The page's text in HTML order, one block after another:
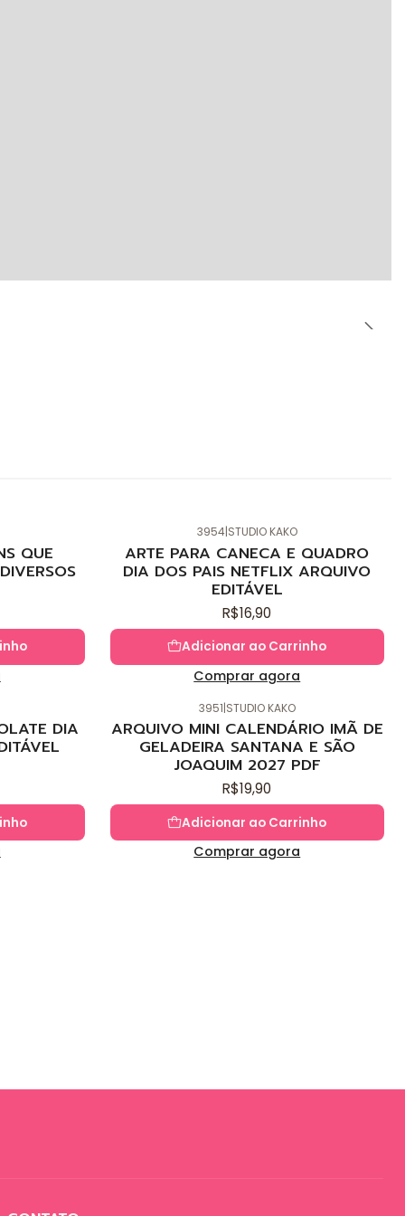
QUE
3954|STUDIO KAKO
ARTE PARA CANECA E QUADRO
DIA DOS PAIS NETFLIX ARQUIVO
EDITÁVEL
R$16,90
Adicionar ao Carrinho
Comprar agora
DIA
3951|STUDIO KAKO
ARQUIVO MINI CALENDÁRIO IMÃ DE
GELADEIRA SANTANA E SÃO
JOAQUIM 2027 PDF
R$19,90
Adicionar ao Carrinho
Comprar agora